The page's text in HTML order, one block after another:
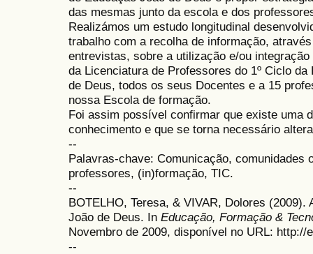
das mesmas junto da escola e dos
Realizámos um estudo longitudinal
trabalho com a recolha de informação,
entrevistas, sobre a utilização e/ou
da Licenciatura de Professores do 1º Ciclo
de Deus, todos os seus Docentes e a 15
nossa Escola de formação.
Foi assim possível confirmar que existe uma
conhecimento e que se torna necessário
--
Palavras-chave: Comunicação, comunidades
professores, (in)formação, TIC.
--
BOTELHO, Teresa, & VIVAR, Dolores
João de Deus. In Educação, Formação &
Novembro de 2009, disponível no URL: http://
--